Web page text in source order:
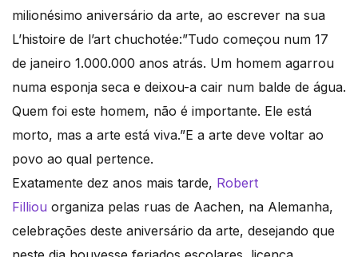
milionésimo aniversário da arte, ao escrever na sua
L’histoire de l’art chuchotée:”Tudo começou num 17
de janeiro 1.000.000 anos atrás. Um homem agarrou
numa esponja seca e deixou-a cair num balde de água.
Quem foi este homem, não é importante. Ele está
morto, mas a arte está viva.”E a arte deve voltar ao
povo ao qual pertence.
Exatamente dez anos mais tarde, Robert
Filliou organiza pelas ruas de Aachen, na Alemanha,
celebrações deste aniversário da arte, desejando que